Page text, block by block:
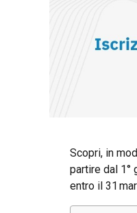
Scopri, in
partire dal 1°
entro il 31